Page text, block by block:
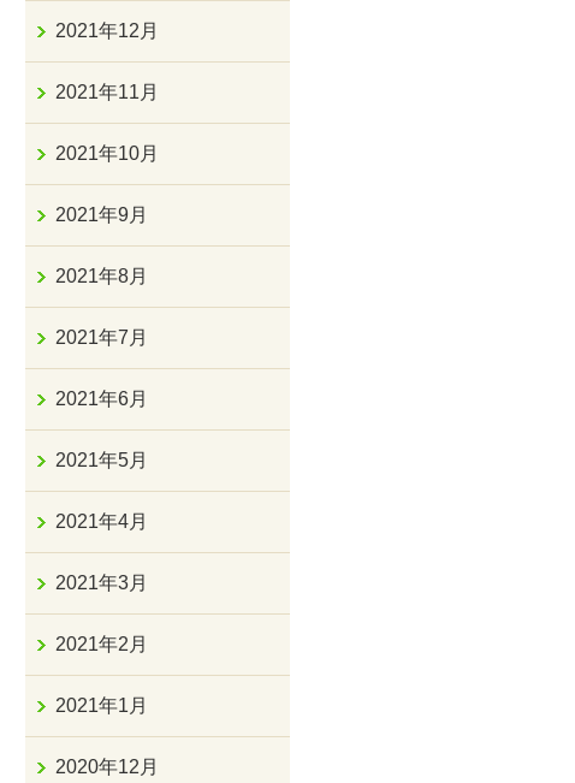
2021年12月
2021年11月
2021年10月
2021年9月
2021年8月
2021年7月
2021年6月
2021年5月
2021年4月
2021年3月
2021年2月
2021年1月
2020年12月